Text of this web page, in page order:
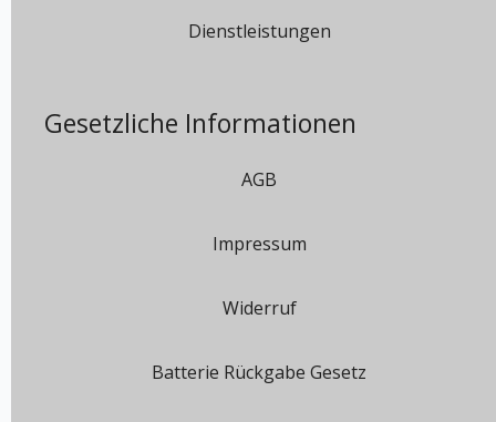
Dienstleistungen
Gesetzliche Informationen
AGB
Impressum
Widerruf
Batterie Rückgabe Gesetz